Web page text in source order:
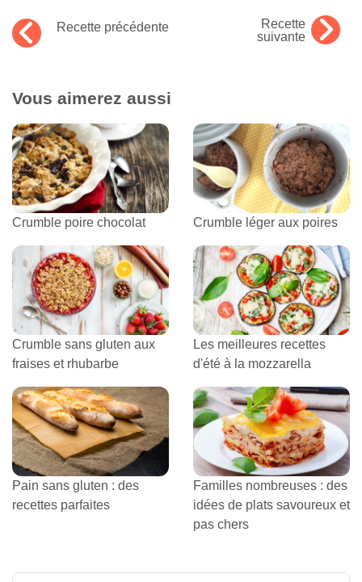
Recette précédente
Recette
suivante
Vous aimerez aussi
Crumble poire chocolat Crumble léger aux poires
Crumble sans gluten aux
fraises et rhubarbe
Les meilleures recettes
d'été à la mozzarella
Pain sans gluten : des
recettes parfaites
Familles nombreuses : des
idées de plats savoureux et
pas chers